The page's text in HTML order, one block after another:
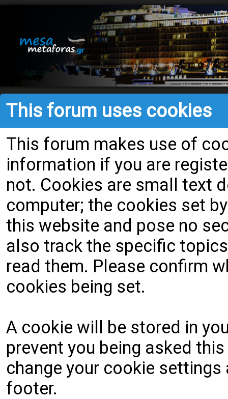
This forum uses cookies
This forum makes use of
information if you are
not. Cookies are small text
computer; the cookies set
this website and pose no
also track the specific
read them. Please confirm
cookies being set.
A cookie will be stored in
prevent you being asked
change your cookie
footer.